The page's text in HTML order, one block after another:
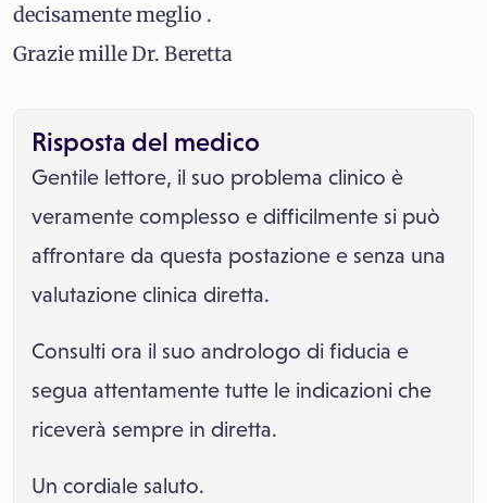
decisamente meglio .
Grazie mille Dr. Beretta
Risposta del medico
Gentile lettore, il suo problema clinico è
veramente complesso e difficilmente si può
affrontare da questa postazione e senza una
valutazione clinica diretta.
Consulti ora il suo andrologo di fiducia e
segua attentamente tutte le indicazioni che
riceverà sempre in diretta.
Un cordiale saluto.